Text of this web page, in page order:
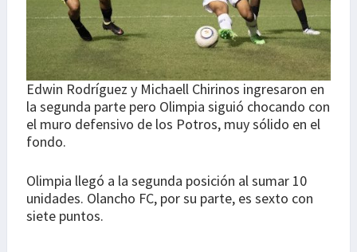
Edwin Rodríguez y Michaell Chirinos ingresaron en
la segunda parte pero Olimpia siguió chocando con
el muro defensivo de los Potros, muy sólido en el
fondo.
Olimpia llegó a la segunda posición al sumar 10
unidades. Olancho FC, por su parte, es sexto con
siete puntos.